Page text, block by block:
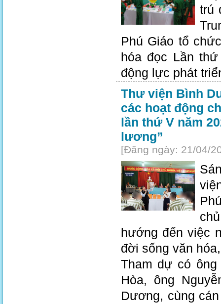
trú
Phú Giáo tổ
hóa đọc Lần
động lực phát
Thư viện Bình
các hoạt động
lần thứ V năm
lương”
[Đăng ngày: 21/04/
hướng đến việc
đời sống văn
Tham dự có
Hòa, ông
Dương, cùng